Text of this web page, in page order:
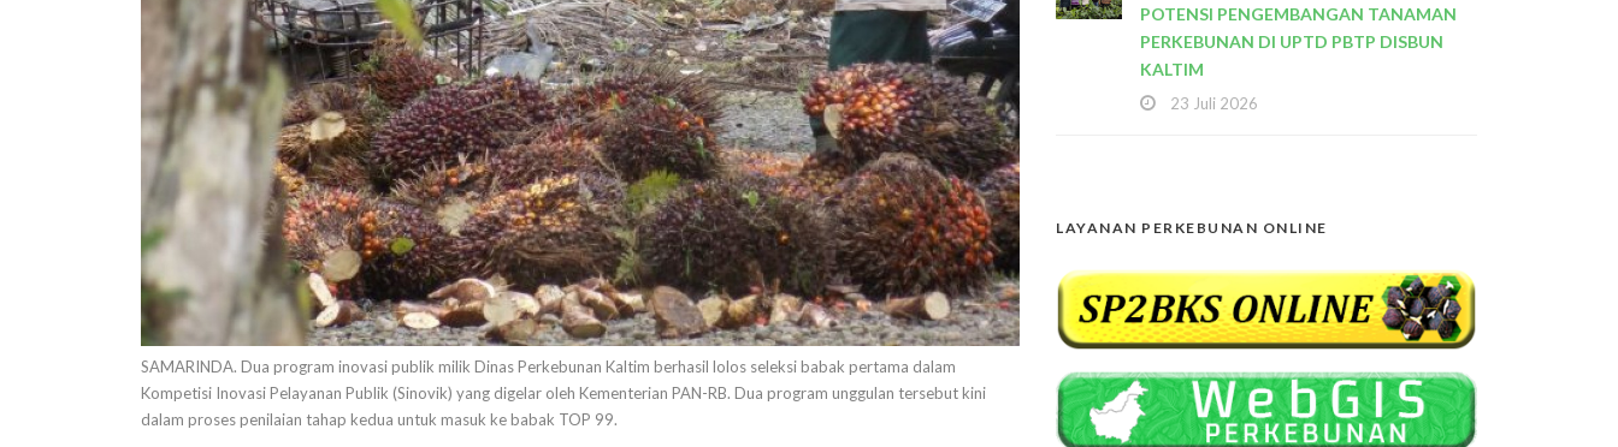
SAMARINDA. Dua program inovasi publik milik Dinas Perkebunan Kaltim berhasil lolos seleksi babak pertama dalam
Kompetisi Inovasi Pelayanan Publik (Sinovik) yang digelar oleh Kementerian PAN-RB. Dua program unggulan tersebut kini
dalam proses penilaian tahap kedua untuk masuk ke babak TOP 99.
POTENSI PENGEMBANGAN TANAMAN
PERKEBUNAN DI UPTD PBTP DISBUN
KALTIM
23 Juli 2026
LAYANAN PERKEBUNAN ONLINE